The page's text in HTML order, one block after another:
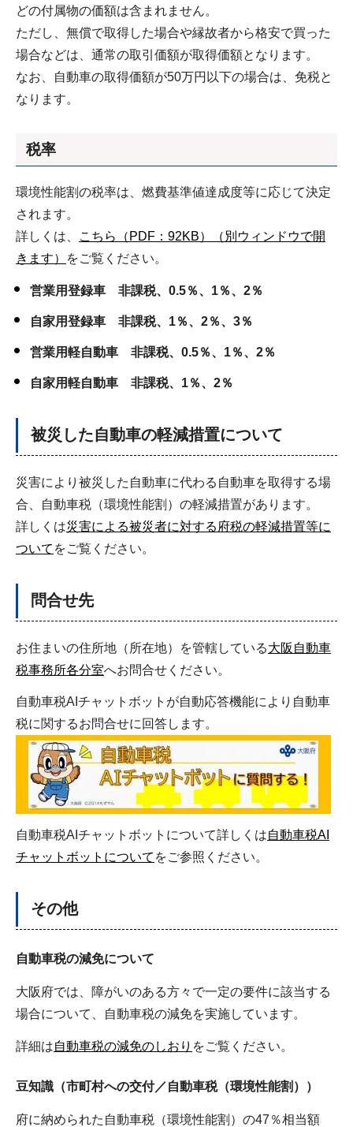
どの付属物の価額は含まれません。
ただし、無償で取得した場合や縁故者から格安で買った
場合などは、通常の取引価額が取得価額となります。
なお、自動車の取得価額が50万円以下の場合は、免税と
なります。
税率
環境性能割の税率は、燃費基準値達成度等に応じて決定
されます。
詳しくは、
こちら（PDF：92KB）（別ウィンドウで開
きます）
をご覧ください。
営業用登録車 非課税、0.5％、1％、2％
自家用登録車 非課税、1％、2％、3％
営業用軽自動車 非課税、0.5％、1％、2％
自家用軽自動車 非課税、1％、2％
被災した自動車の軽減措置について
災害により被災した自動車に代わる自動車を取得する場
合、自動車税（環境性能割）の軽減措置があります。
詳しくは災害による被災者に対する府税の軽減措置等に
ついて をご覧ください。
問合せ先
お住まいの住所地（所在地）を管轄している大阪自動車
税事務所各分室へお問合せください。
自動車税AIチャットボットが自動応答機能により自動車
税に関するお問合せに回答します。
自動車税AIチャットボットについて詳しくは自動車税AI
チャットボットについて をご参照ください。
その他
自動車税の減免について
大阪府では、障がいのある方々で一定の要件に該当する
場合について、自動車税の減免を実施しています。
詳細は自動車税の減免のしおり をご覧ください。
豆知識（市町村への交付／自動車税（環境性能割））
府に納められた自動車税（環境性能割）の47％相当額